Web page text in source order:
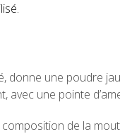
donne une poudre
avec une pointe
de la